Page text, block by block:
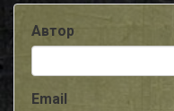
Автор
Email